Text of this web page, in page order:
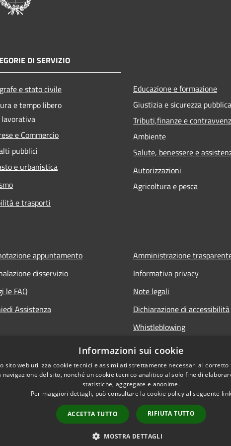
DI SERVIZIO
e stato civile
e tempo libero
e Commercio
pubblici
e urbanistica
e trasporti
Educazione e formazione
Giustizia e sicurezza pubblica
Tributi,finanze e
Ambiente
Salute, benessere e
Autorizzazioni
Agricoltura e pesca
appuntamento
disservizio
le FAQ
Assistenza
Amministrazione
Informativa privacy
Note legali
Dichiarazione di accessibilità
Whistleblowing
Piano di miglioramento dei
Copyright © 2026 •
Informazioni sui cookie
sito web utilizza cookie tecnici e assimilati strettamente necessari al corretto
navigazione del sito, nonché un cookie tecnico analitico al solo fine di
statistiche, aggregate e anonime.
Per maggiori dettagli, può consultare la cookie policy al seguente link
ACCETTA TUTTO RIFIUTA TUTTO
MOSTRA DETTAGLI